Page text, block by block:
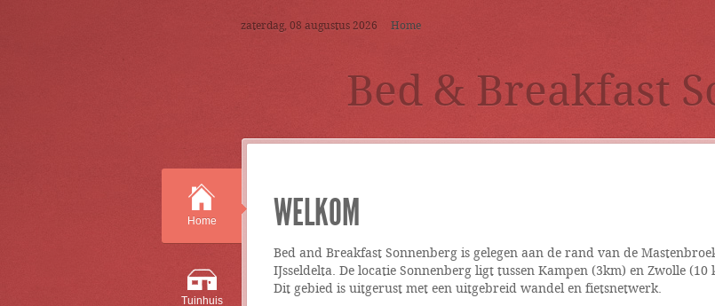
zaterdag, 08 augustus 2026 Home
Bed & Breakfast
Home
Tuinhuis
WELKOM
Bed and Breakfast Sonnenberg is gelegen aan de rand van de
IJsseldelta. De locatie Sonnenberg ligt tussen Kampen (3km) en Zwolle (10
Dit gebied is uitgerust met een uitgebreid wandel en fietsnetwerk.